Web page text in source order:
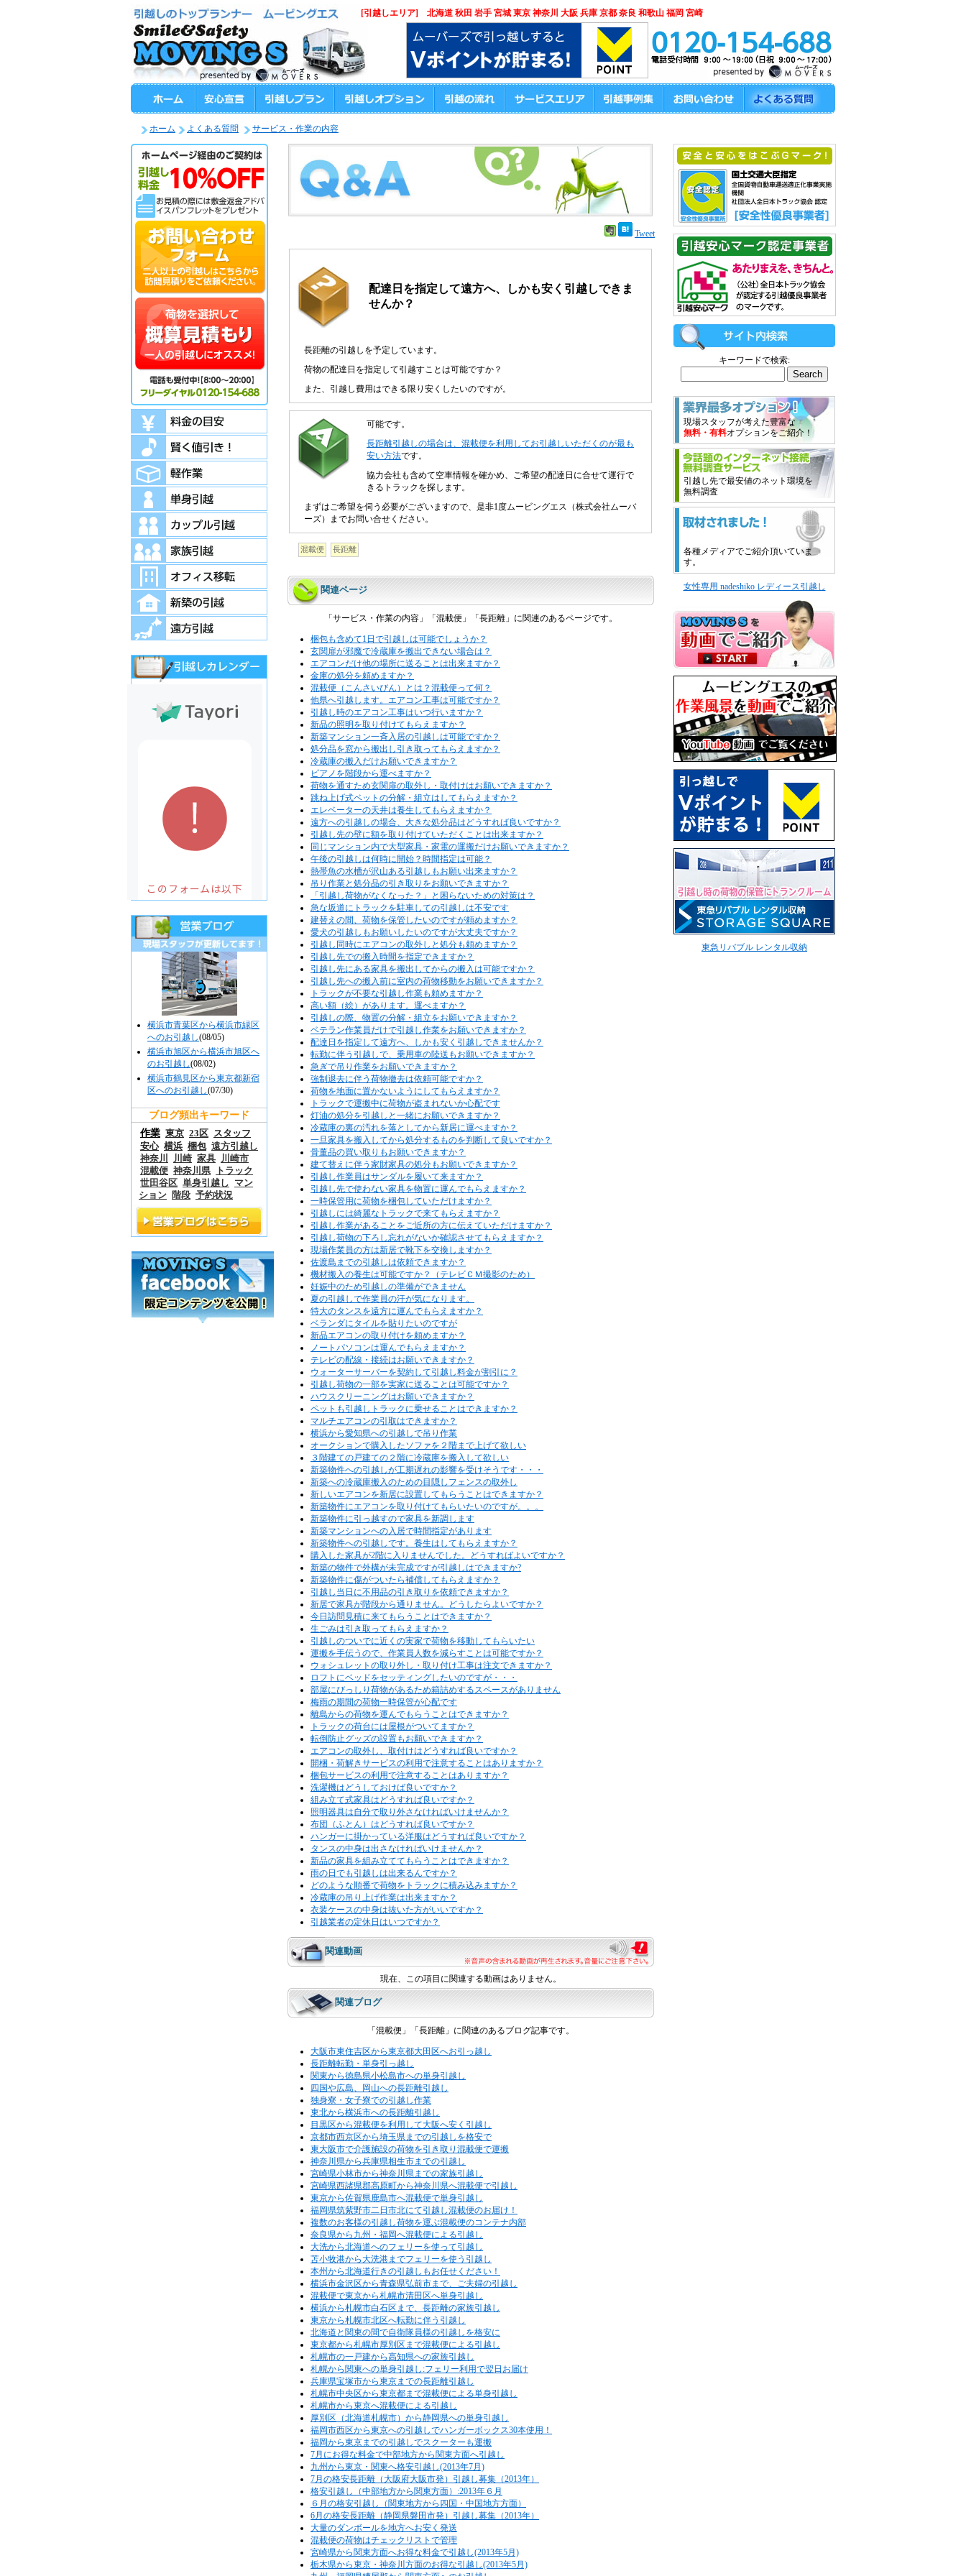
ホーム よくある質問 サービス・作業の内容
Tweet
配達日を指定して遠方へ、しかも安く引越しできま
せんか？
長距離の引越しを予定しています。
荷物の配達日を指定して引越すことは可能ですか？
また、引越し費用はできる限り安くしたいのですが。
可能です。
長距離引越しの場合は、混載便を利用してお引越しいただくのが最も
安い方法です。
協力会社も含めて空車情報を確かめ、ご希望の配達日に合せて運行で
きるトラックを探します。
まずはご希望を伺う必要がございますので、是非1度ムービングエス（株式会社ムーバ
ーズ）までお問い合せください。
混載便 長距離
関連ページ
「サービス・作業の内容」「混載便」「長距離」に関連のあるページです。
梱包も含めて1日で引越しは可能でしょうか？
玄関扉が邪魔で冷蔵庫を搬出できない場合は？
エアコンだけ他の場所に送ることは出来ますか？
金庫の処分を頼めますか？
混載便（こんさいびん）とは？混載便って何？
他県へ引越します。エアコン工事は可能ですか？
引越し時のエアコン工事はいつ行いますか？
新品の照明を取り付けてもらえますか？
新築マンション一斉入居の引越しは可能ですか？
処分品を窓から搬出し引き取ってもらえますか？
冷蔵庫の搬入だけお願いできますか？
ピアノを階段から運べますか？
荷物を通すため玄関扉の取外し・取付けはお願いできますか？
跳ね上げ式ベットの分解・組立はしてもらえますか？
エレベーターの天井は養生してもらえますか？
遠方への引越しの場合、大きな処分品はどうすれば良いですか？
引越し先の壁に額を取り付けていただくことは出来ますか？
同じマンション内で大型家具・家電の運搬だけお願いできますか？
午後の引越しは何時に開始？時間指定は可能？
熱帯魚の水槽が沢山ある引越しもお願い出来ますか？
吊り作業と処分品の引き取りをお願いできますか？
「引越し荷物がなくなった？」と困らないための対策は？
急な坂道にトラックを駐車しての引越しは不安です
建替えの間、荷物を保管したいのですが頼めますか？
愛犬の引越しもお願いしたいのですが大丈夫ですか？
引越し同時にエアコンの取外しと処分も頼めますか？
引越し先での搬入時間を指定できますか？
引越し先にある家具を搬出してからの搬入は可能ですか？
引越し先への搬入前に室内の荷物移動をお願いできますか？
トラックが不要な引越し作業も頼めますか？
高い額（絵）があります。運べますか？
引越しの際、物置の分解・組立をお願いできますか？
ベテラン作業員だけで引越し作業をお願いできますか？
配達日を指定して遠方へ、しかも安く引越しできませんか？
転勤に伴う引越しで、乗用車の陸送もお願いできますか？
急ぎで吊り作業をお願いできますか？
強制退去に伴う荷物撤去は依頼可能ですか？
荷物を地面に置かないようにしてもらえますか？
トラックで運搬中に荷物が盗まれないか心配です
灯油の処分を引越しと一緒にお願いできますか？
冷蔵庫の裏の汚れを落としてから新居に運べますか？
一旦家具を搬入してから処分するものを判断して良いですか？
骨董品の買い取りもお願いできますか？
建て替えに伴う家財家具の処分もお願いできますか？
引越し作業員はサンダルを履いて来ますか？
引越し先で使わない家具を物置に運んでもらえますか？
一時保管用に荷物を梱包していただけますか？
引越しには綺麗なトラックで来てもらえますか？
引越し作業があることをご近所の方に伝えていただけますか？
引越し荷物の下ろし忘れがないか確認させてもらえますか？
現場作業員の方は新居で靴下を交換しますか？
佐渡島までの引越しは依頼できますか？
機材搬入の養生は可能ですか？（テレビＣＭ撮影のため）
妊娠中のため引越しの準備ができません
夏の引越しで作業員の汗が気になります。
特大のタンスを遠方に運んでもらえますか？
ベランダにタイルを貼りたいのですが
新品エアコンの取り付けを頼めますか？
ノートパソコンは運んでもらえますか？
テレビの配線・接続はお願いできますか？
ウォーターサーバーを契約して引越し料金が割引に？
引越し荷物の一部を実家に送ることは可能ですか？
ハウスクリーニングはお願いできますか？
ペットも引越しトラックに乗せることはできますか？
マルチエアコンの引取はできますか？
横浜から愛知県への引越しで吊り作業
オークションで購入したソファを２階まで上げて欲しい
３階建ての戸建ての２階に冷蔵庫を搬入して欲しい
新築物件への引越しが工期遅れの影響を受けそうです・・・
新築への冷蔵庫搬入のための目隠しフェンスの取外し
新しいエアコンを新居に設置してもらうことはできますか？
新築物件にエアコンを取り付けてもらいたいのですが。。。
新築物件に引っ越すので家具を新調します
新築マンションへの入居で時間指定があります
新築物件への引越しです。養生はしてもらえますか？
購入した家具が2階に入りませんでした。どうすればよいですか？
新築の物件で外構が未完成ですが引越しはできますか?
新築物件に傷がついたら補償してもらえますか？
引越し当日に不用品の引き取りを依頼できますか？
新居で家具が階段から通りません。どうしたらよいですか？
今日訪問見積に来てもらうことはできますか？
生ごみは引き取ってもらえますか？
引越しのついでに近くの実家で荷物を移動してもらいたい
運搬を手伝うので、作業員人数を減らすことは可能ですか？
ウォシュレットの取り外し・取り付け工事は注文できますか？
ロフトにベッドをセッティングしたいのですが・・・
部屋にびっしり荷物があるため箱詰めするスペースがありません
梅雨の期間の荷物一時保管が心配です
離島からの荷物を運んでもらうことはできますか？
トラックの荷台には屋根がついてますか？
転倒防止グッズの設置もお願いできますか？
エアコンの取外し、取付けはどうすれば良いですか？
開梱・荷解きサービスの利用で注意することはありますか？
梱包サービスの利用で注意することはありますか？
洗濯機はどうしておけば良いですか？
組み立て式家具はどうすれば良いですか？
照明器具は自分で取り外さなければいけませんか？
布団（ふとん）はどうすれば良いですか？
ハンガーに掛かっている洋服はどうすれば良いですか？
タンスの中身は出さなければいけませんか？
新品の家具を組み立ててもらうことはできますか？
雨の日でも引越しは出来るんですか？
どのような順番で荷物をトラックに積み込みますか？
冷蔵庫の吊り上げ作業は出来ますか？
衣装ケースの中身は抜いた方がいいですか？
引越業者の定休日はいつですか？
関連動画
現在、この項目に関連する動画はありません。
関連ブログ
「混載便」「長距離」に関連のあるブログ記事です。
大阪市東住吉区から東京都大田区へお引っ越し
長距離転勤・単身引っ越し
関東から徳島県小松島市への単身引越し
四国や広島、岡山への長距離引越し
独身寮・女子寮での引越し作業
東北から横浜市への長距離引越し
目黒区から混載便を利用して大阪へ安く引越し
京都市西京区から埼玉県までの引越しを格安で
東大阪市で介護施設の荷物を引き取り混載便で運搬
神奈川県から兵庫県相生市までの引越し
宮崎県小林市から神奈川県までの家族引越し
宮崎県西諸県郡高原町から神奈川県へ混載便で引越し
東京から佐賀県鹿島市へ混載便で単身引越し
福岡県筑紫野市二日市北にて引越し混載便のお届け！
複数のお客様の引越し荷物を運ぶ混載便のコンテナ内部
奈良県から九州・福岡へ混載便による引越し
大洗から北海道へのフェリーを使って引越し
苫小牧港から大洗港までフェリーを使う引越し
本州から北海道行きの引越しもお任せください！
横浜市金沢区から青森県弘前市まで、ご夫婦の引越し
混載便で東京から札幌市清田区へ単身引越し
横浜から札幌市白石区まで、長距離の家族引越し
東京から札幌市北区へ転勤に伴う引越し
北海道と関東の間で自衛隊員様の引越しを格安に
東京都から札幌市厚別区まで混載便による引越し
札幌市の一戸建から高知県への家族引越し
札幌から関東への単身引越し:フェリー利用で翌日お届け
兵庫県宝塚市から東京までの長距離引越し
札幌市中央区から東京都まで混載便による単身引越し
札幌市から東京へ混載便による引越し
厚別区（北海道札幌市）から静岡県への単身引越し
福岡市西区から東京への引越しでハンガーボックス30本使用！
福岡から東京までの引越しでスクーターも運搬
7月にお得な料金で中部地方から関東方面へ引越し
九州から東京・関東へ格安引越し(2013年7月)
7月の格安長距離（大阪府大阪市発）引越し募集（2013年）
格安引越し（中部地方から関東方面）:2013年６月
６月の格安引越し（関東地方から四国・中国地方方面）
6月の格安長距離（静岡県磐田市発）引越し募集（2013年）
大量のダンボールを地方へお安く発送
混載便の荷物はチェックリストで管理
宮崎県から関東方面へお得な料金で引越し(2013年5月)
栃木県から東京・神奈川方面のお得な引越し(2013年5月)
横浜市青葉区から横浜市緑区
へのお引越し(08/05)
横浜市旭区から横浜市旭区へ
のお引越し(08/02)
横浜市鶴見区から東京都新宿
区へのお引越し(07/30)
ブログ頻出キーワード
作業 東京 23区 スタッフ
安心 横浜 梱包 遠方引越し
神奈川
川崎 家具 川崎市
混載便 神奈川県
トラック
世田谷区 単身引越し
マン
ション
階段 予約状況
キーワードで検索:
現場スタッフが考えた豊富な
無料・有料オプションをご紹介！
引越し先で最安値のネット環境を
無料調査
各種メディアでご紹介頂いていま
す。
女性専用 nadeshiko レディース引越し
東急リバブル レンタル収納
[引越しエリア] 北海道 秋田 岩手 宮城 東京 神奈川 大阪 兵庫 京都 奈良 和歌山 福岡 宮崎